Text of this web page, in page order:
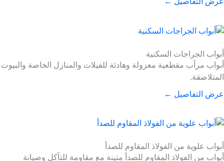
أبواب الجراجات السكنية
أبواب مرآب مقطعية معزولة وهادئة للفيلات والمنازل الخاصة والبيوت
المتلاصقة.
عرض التفاصيل ←
أبواب علوية من الفولاذ المقاوم للصدأ
أبواب من الفولاذ المقاوم للصدأ متينة مع مقاومة للتآكل وصيانة